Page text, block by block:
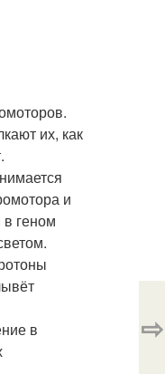
их, как
и
геном
в
⇨